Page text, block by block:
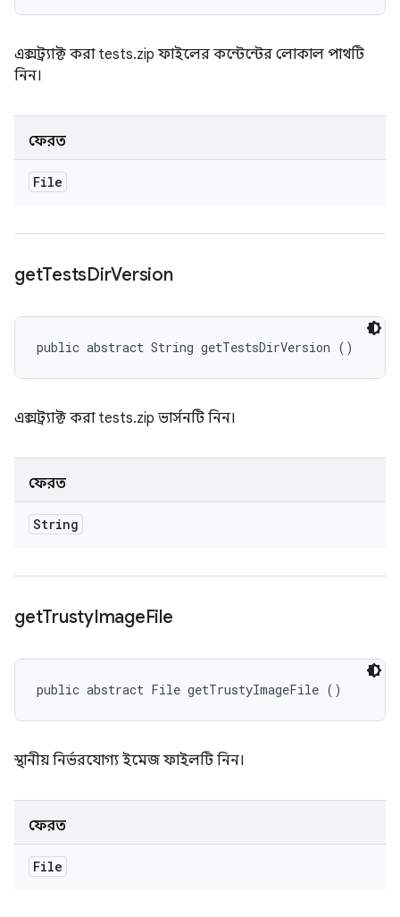
এক্সট্র্যাক্ট করা tests.zip ফাইলের কন্টেন্টের লোকাল পাথটি
নিন।
ফেরত
File
getTestsDirVersion
public abstract String getTestsDirVersion ()
এক্সট্র্যাক্ট করা tests.zip ভার্সনটি নিন।
ফেরত
String
getTrustyImageFile
public abstract File getTrustyImageFile ()
স্থানীয় নির্ভরযোগ্য ইমেজ ফাইলটি নিন।
ফেরত
File